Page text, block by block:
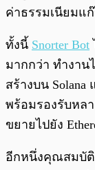
ค่าธรรมเนียมแก๊
ทั้งนี้ Snorter Bot
มากกว่า ทำงาน
สร้างบน Solana
พร้อมรองรับหล
ขยายไปยัง
อีกหนึ่งคุณสมบัติ